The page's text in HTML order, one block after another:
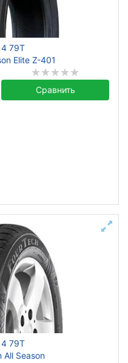
79T
Elite Z-401
Сравнить
79T
All Season